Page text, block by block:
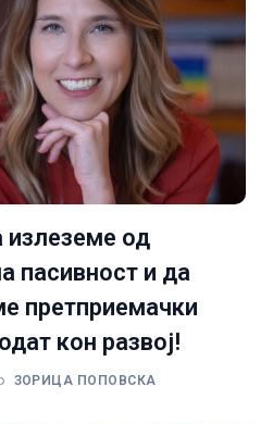
излеземе од
пасивност и да
претприемачки
кон развој!
ЗОРИЦА ПОПОВСКА